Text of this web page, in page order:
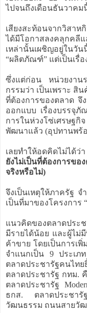
ไปจนถึงเดือนธันวาคม
เสียงสะท้อนจากวิสา
ได้มีโอกาสลงคลุกคลี
เหล่านั้นเผชิญอยู่ใ
“ผลิตภัณฑ์” แต่เป็นเรื่อ
ซึ่งแต่ก่อน หน่วยงาน
กรรมว่า เป็นเพราะ สิ
ที่ต้องการของตลาด จึง
ออกแบบ เรื่องบรรจุ
การในห่วงโซ่เศรษฐ
พัฒนาแล้ว (อุปทานพร้
เลยทำให้อดคิดไม่ได้ว่า
ยังไม่เป็นที่ต้องการข
จริงหรือไม่)
จึงเป็นเหตุให้ภาครัฐ
เป็นที่มาของโครงการ
แนวคิดของตลาดประช
มีรายได้น้อย และผู้ไม่
ค้าขาย โดยเป็นการเ
จำแนกเป็น 9 ประเภ
ตลาดประชารัฐคนไ
ตลาดประชารัฐ กทม.
ตลาดประชารัฐ
ธกส. ตลาดประชา
วัฒนธรรม ถนนสายวั